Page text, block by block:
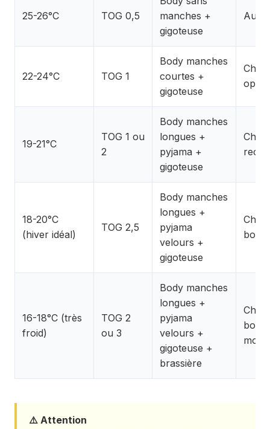
25-26°C TOG 0,5
manches +
gigoteuse
22-24°C TOG 1
Body manches
courtes +
gigoteuse
19-21°C
TOG 1 ou
2
Body manches
longues +
pyjama +
gigoteuse
18-20°C
(hiver idéal)
TOG 2,5
Body manches
longues +
pyjama
velours +
gigoteuse
16-18°C (très
froid)
TOG 2
ou 3
Body manches
longues +
pyjama
velours +
gigoteuse +
brassière
⚠️ Attention